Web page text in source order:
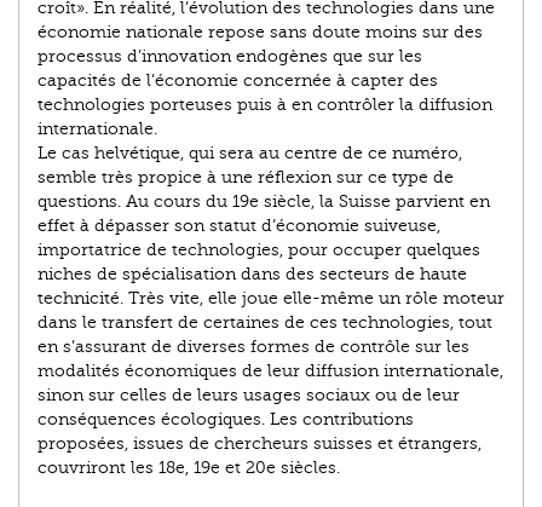
croît». En réalité, l’évolution des technologies dans une
économie nationale repose sans doute moins sur des
processus d’innovation endogènes que sur les
capacités de l’économie concernée à capter des
technologies porteuses puis à en contrôler la diffusion
internationale.
Le cas helvétique, qui sera au centre de ce numéro,
semble très propice à une réflexion sur ce type de
questions. Au cours du 19e siècle, la Suisse parvient en
effet à dépasser son statut d’économie suiveuse,
importatrice de technologies, pour occuper quelques
niches de spécialisation dans des secteurs de haute
technicité. Très vite, elle joue elle-même un rôle moteur
dans le transfert de certaines de ces technologies, tout
en s’assurant de diverses formes de contrôle sur les
modalités économiques de leur diffusion internationale,
sinon sur celles de leurs usages sociaux ou de leur
conséquences écologiques. Les contributions
proposées, issues de chercheurs suisses et étrangers,
couvriront les 18e, 19e et 20e siècles.